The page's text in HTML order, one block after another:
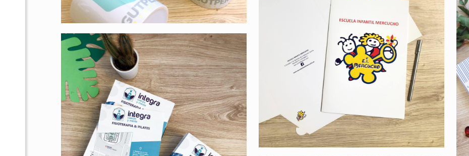
Integra cuerpo y mente